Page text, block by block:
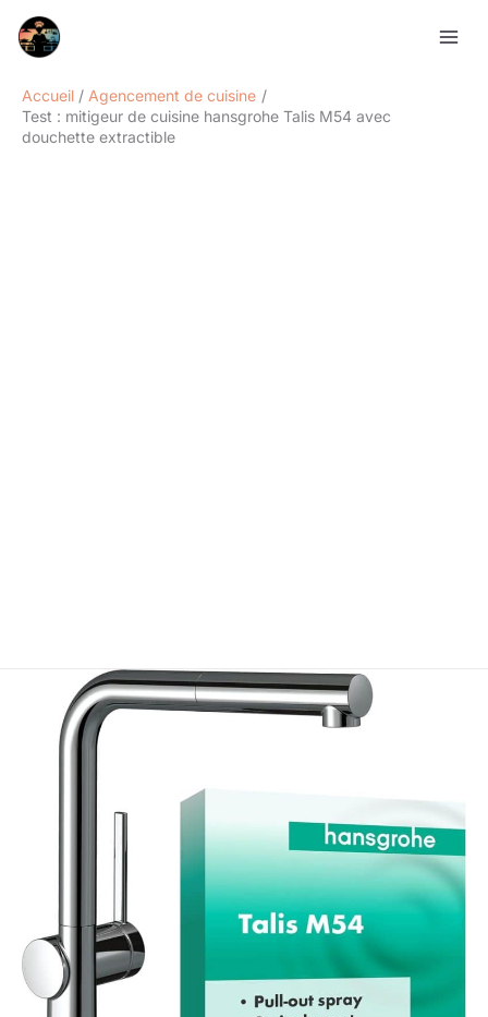
Accueil
Agencement de cuisine
Test : mitigeur de cuisine hansgrohe Talis M54 avec
douchette extractible
Rechercher